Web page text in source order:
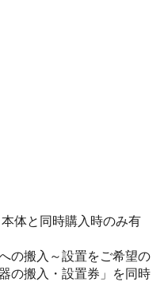
体と同時購入時のみ有
の搬入～設置をご希望の
の搬入・設置券」を同時